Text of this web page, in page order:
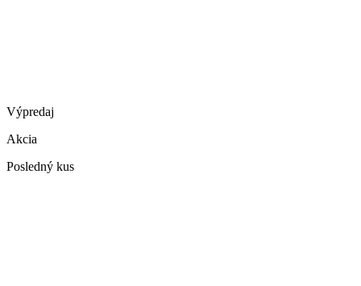
Výpredaj
Akcia
Posledný kus